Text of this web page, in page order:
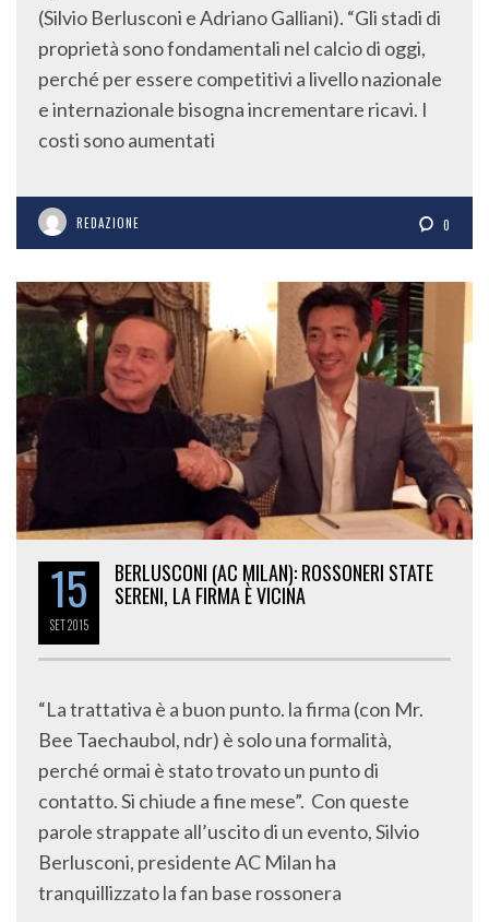
(Silvio Berlusconi e Adriano Galliani). “Gli stadi di
proprietà sono fondamentali nel calcio di oggi,
perché per essere competitivi a livello nazionale
e internazionale bisogna incrementare ricavi. I
costi sono aumentati
REDAZIONE 0
15
SET2015
BERLUSCONI (AC MILAN): ROSSONERI STATE
SERENI, LA FIRMA È VICINA
“La trattativa è a buon punto. la firma (con Mr.
Bee Taechaubol, ndr) è solo una formalità,
perché ormai è stato trovato un punto di
contatto. Si chiude a fine mese”. Con queste
parole strappate all’uscito di un evento, Silvio
Berlusconi, presidente AC Milan ha
tranquillizzato la fan base rossonera